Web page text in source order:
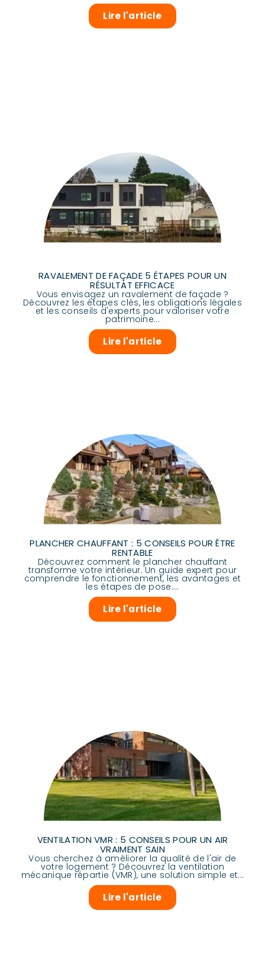
Lire l'article
RAVALEMENT DE FAÇADE 5 ÉTAPES POUR UN
RÉSULTAT EFFICACE
Vous envisagez un ravalement de façade ?
Découvrez les étapes clés, les obligations légales
et les conseils d'experts pour valoriser votre
patrimoine...
Lire l'article
PLANCHER CHAUFFANT : 5 CONSEILS POUR ÊTRE
RENTABLE
Découvrez comment le plancher chauffant
transforme votre intérieur. Un guide expert pour
comprendre le fonctionnement, les avantages et
les étapes de pose....
Lire l'article
VENTILATION VMR : 5 CONSEILS POUR UN AIR
VRAIMENT SAIN
Vous cherchez à améliorer la qualité de l'air de
votre logement ? Découvrez la ventilation
mécanique répartie (VMR), une solution simple et...
Lire l'article